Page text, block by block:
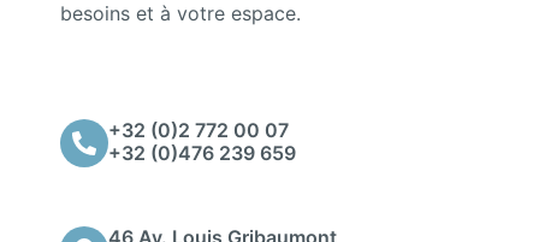
besoins et à votre espace.
+32 (0)2 772 00 07
+32 (0)476 239 659
46 Av. Louis Gribaumont